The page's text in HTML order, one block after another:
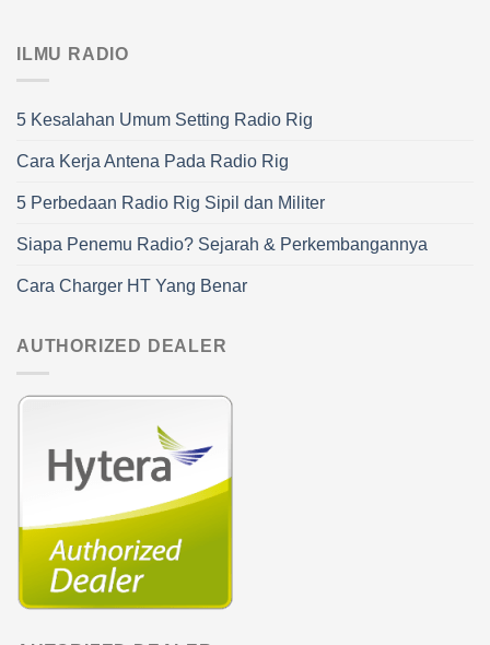
ILMU RADIO
5 Kesalahan Umum Setting Radio Rig
Cara Kerja Antena Pada Radio Rig
5 Perbedaan Radio Rig Sipil dan Militer
Siapa Penemu Radio? Sejarah & Perkembangannya
Cara Charger HT Yang Benar
AUTHORIZED DEALER